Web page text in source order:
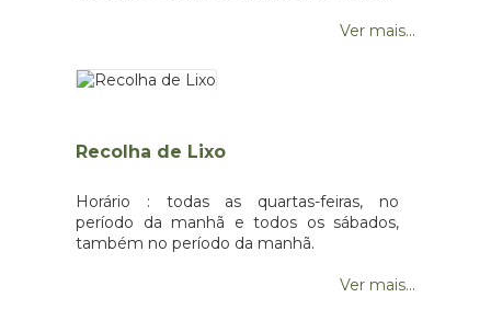
inúmeros serviços da administração
prestam serviços de claro interesse
público.Este modelo permite servir
via do apoio assistido na prestação dos
serviços que os Espaços Cidadão
disponibilizam, estes são alguns dos
serviços mais procurados, que também
DigitalCartão de Cidadão - renovar, alterar
Ver mais...
Recolha de Lixo
Horário : todas as quartas-feiras, no
período da manhã e todos os sábados,
também no período da manhã.
Ver mais...